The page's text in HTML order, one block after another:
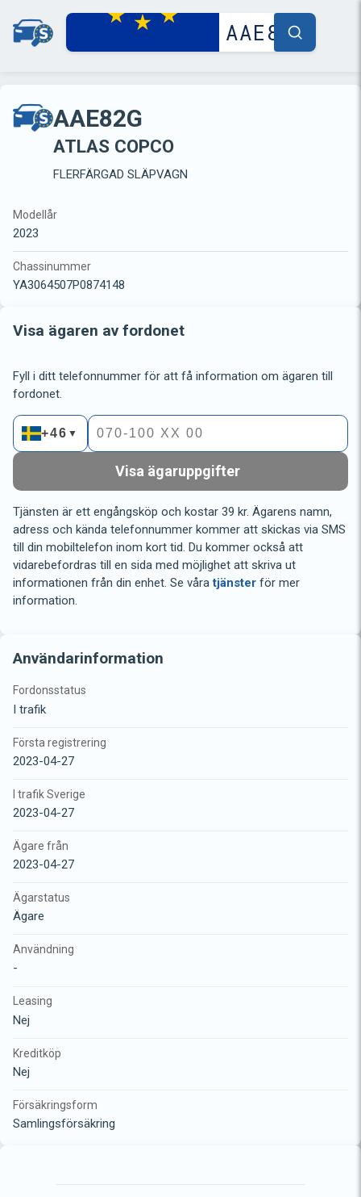
AAE82G
ATLAS COPCO
FLERFÄRGAD SLÄPVAGN
Modellår
2023
Chassinummer
YA3064507P0874148
Visa ägaren av fordonet
Fyll i ditt telefonnummer för att få information om ägaren till
fordonet.
+46 ▼
Visa ägaruppgifter
Tjänsten är ett engångsköp och kostar 39 kr. Ägarens namn,
adress och kända telefonnummer kommer att skickas via SMS
till din mobiltelefon inom kort tid. Du kommer också att
vidarebefordras till en sida med möjlighet att skriva ut
informationen från din enhet. Se våratjänster för mer
information.
Användarinformation
Fordonsstatus
I trafik
Första registrering
2023-04-27
I trafik Sverige
2023-04-27
Ägare från
2023-04-27
Ägarstatus
Ägare
Användning
-
Leasing
Nej
Kreditköp
Nej
Försäkringsform
Samlingsförsäkring